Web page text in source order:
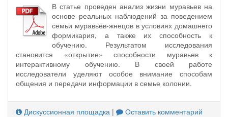
В статье проведен анализ жизни муравьев на
основе реальных наблюдений за поведением
семьи муравьёв-жнецов в условиях домашнего
формикария, а также их способность к
обучению. Результатом исследования
становится «открытие» способности муравьев к
интерактивному обучению. В своей работе
исследователи уделяют особое внимание способам
общения и передачи информации в семье колонии.
Дискуссионная площадка | Оставить комментарий